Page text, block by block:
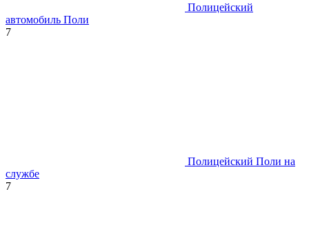
Полицейский
автомобиль Поли
7
Полицейский Поли на
службе
7